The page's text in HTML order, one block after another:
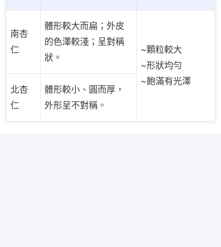
南杏
仁
體形較大而扁；外皮
的色澤較淺；呈對稱
狀。
~顆粒較大
~形狀均勻
~飽滿有光澤
北杏
仁
體形較小、圓而厚，
外形呈不對稱。